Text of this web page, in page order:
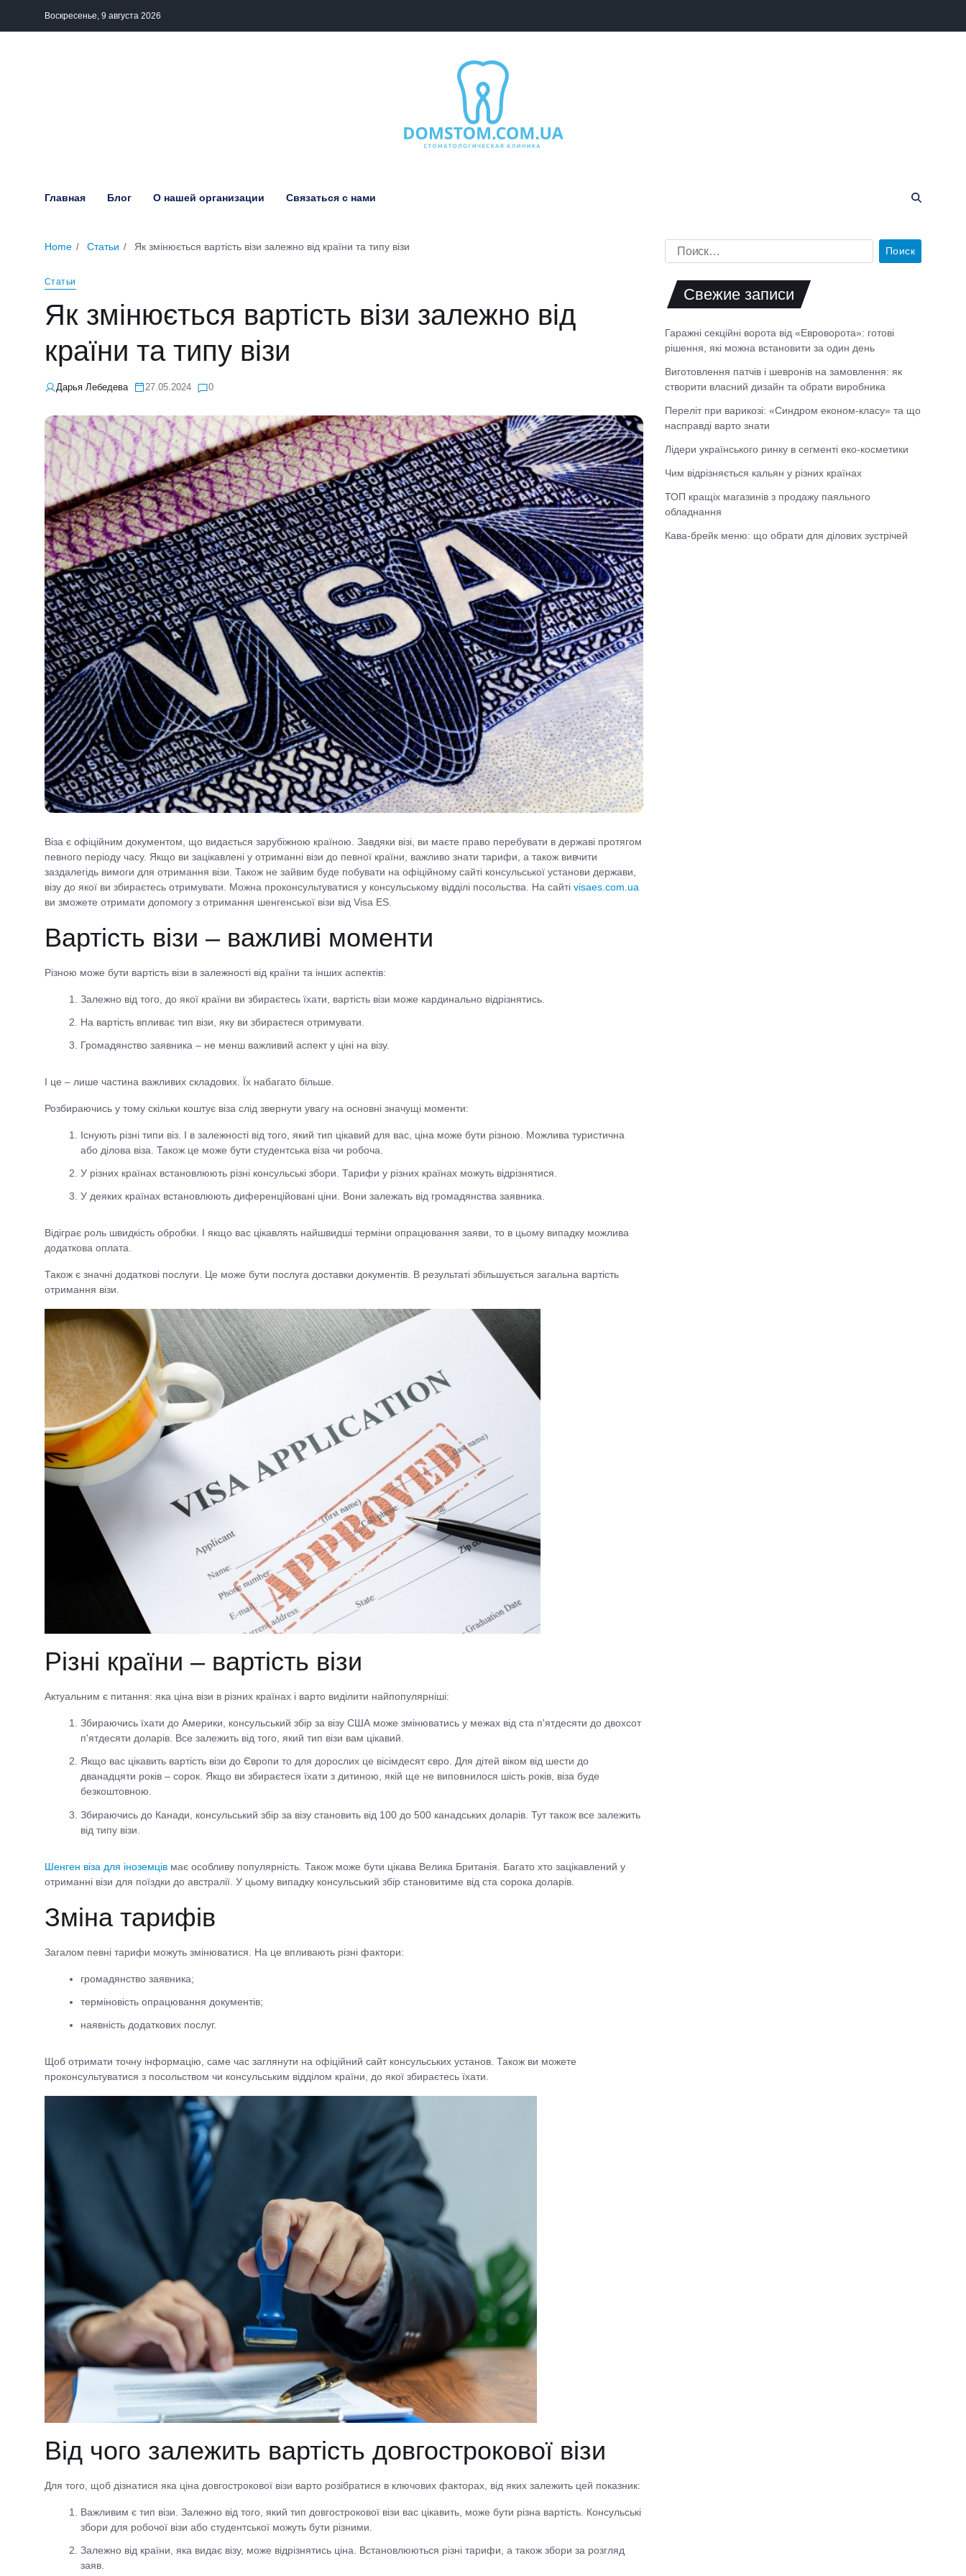
Воскресенье, 9 августа 2026
Главная Блог О нашей организации Связаться с нами
Home Статьи Як змінюється вартість візи залежно від країни та типу візи
Статьи
Як змінюється вартість візи залежно від
країни та типу візи
Дарья Лебедева 27.05.2024 0
Віза є офіційним документом, що видається зарубіжною країною. Завдяки візі, ви маєте право перебувати в державі протягом
певного періоду часу. Якщо ви зацікавлені у отриманні візи до певної країни, важливо знати тарифи, а також вивчити
заздалегідь вимоги для отримання візи. Також не зайвим буде побувати на офіційному сайті консульської установи держави,
візу до якої ви збираєтесь отримувати. Можна проконсультуватися у консульському відділі посольства. На сайті visaes.com.ua
ви зможете отримати допомогу з отримання шенгенської візи від Visa ES.
Вартість візи – важливі моменти
Різною може бути вартість візи в залежності від країни та інших аспектів:
Залежно від того, до якої країни ви збираєтесь їхати, вартість візи може кардинально відрізнятись.
На вартість впливає тип візи, яку ви збираєтеся отримувати.
Громадянство заявника – не менш важливий аспект у ціні на візу.
І це – лише частина важливих складових. Їх набагато більше.
Розбираючись у тому скільки коштує віза слід звернути увагу на основні значущі моменти:
Існують різні типи віз. І в залежності від того, який тип цікавий для вас, ціна може бути різною. Можлива туристична
або ділова віза. Також це може бути студентська віза чи робоча.
У різних країнах встановлюють різні консульські збори. Тарифи у різних країнах можуть відрізнятися.
У деяких країнах встановлюють диференційовані ціни. Вони залежать від громадянства заявника.
Відіграє роль швидкість обробки. І якщо вас цікавлять найшвидші терміни опрацювання заяви, то в цьому випадку можлива
додаткова оплата.
Також є значні додаткові послуги. Це може бути послуга доставки документів. В результаті збільшується загальна вартість
отримання візи.
Різні країни – вартість візи
Актуальним є питання: яка ціна візи в різних країнах і варто виділити найпопулярніші:
Збираючись їхати до Америки, консульський збір за візу США може змінюватись у межах від ста п'ятдесяти до двохсот
п'ятдесяти доларів. Все залежить від того, який тип візи вам цікавий.
Якщо вас цікавить вартість візи до Європи то для дорослих це вісімдесят євро. Для дітей віком від шести до
дванадцяти років – сорок. Якщо ви збираєтеся їхати з дитиною, якій ще не виповнилося шість років, віза буде
безкоштовною.
Збираючись до Канади, консульський збір за візу становить від 100 до 500 канадських доларів. Тут також все залежить
від типу візи.
Шенген віза для іноземців має особливу популярність. Також може бути цікава Велика Британія. Багато хто зацікавлений у
отриманні візи для поїздки до австралії. У цьому випадку консульський збір становитиме від ста сорока доларів.
Зміна тарифів
Загалом певні тарифи можуть змінюватися. На це впливають різні фактори:
громадянство заявника;
терміновість опрацювання документів;
наявність додаткових послуг.
Щоб отримати точну інформацію, саме час заглянути на офіційний сайт консульських установ. Також ви можете
проконсультуватися з посольством чи консульським відділом країни, до якої збираєтесь їхати.
Від чого залежить вартість довгострокової візи
Для того, щоб дізнатися яка ціна довгострокової візи варто розібратися в ключових факторах, від яких залежить цей показник:
Важливим є тип візи. Залежно від того, який тип довгострокової візи вас цікавить, може бути різна вартість. Консульські
збори для робочої візи або студентської можуть бути різними.
Залежно від країни, яка видає візу, може відрізнятись ціна. Встановлюються різні тарифи, а також збори за розгляд
заяв.
Свежие записи
Гаражні секційні ворота від «Евроворота»: готові
рішення, які можна встановити за один день
Виготовлення патчів і шевронів на замовлення: як
створити власний дизайн та обрати виробника
Переліт при варикозі: «Синдром економ-класу» та що
насправді варто знати
Лідери українського ринку в сегменті еко-косметики
Чим відрізняється кальян у різних країнах
ТОП кращіх магазинів з продажу паяльного
обладнання
Кава-брейк меню: що обрати для ділових зустрічей